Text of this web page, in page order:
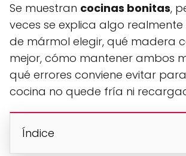
Se muestran cocinas bonitas,
veces se explica algo realmente
de mármol elegir, qué madera
mejor, cómo mantener ambos
qué errores conviene evitar
cocina no quede fría ni
Índice